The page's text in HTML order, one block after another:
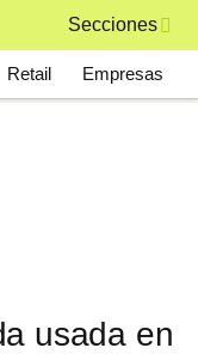
Secciones
Retail Empresas
usada en